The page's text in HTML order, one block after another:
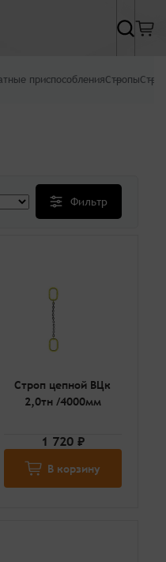
Найти
приспособленияСтропы
Фильтр
Строп цепной ВЦк
2,0тн /4000мм
1 720 ₽
В корзину